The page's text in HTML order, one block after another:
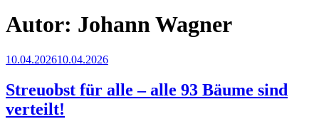
Autor: Johann Wagner
Veröffentlicht
10.04.202610.04.2026
Streuobst für alle – alle 93 Bäume sind
verteilt!